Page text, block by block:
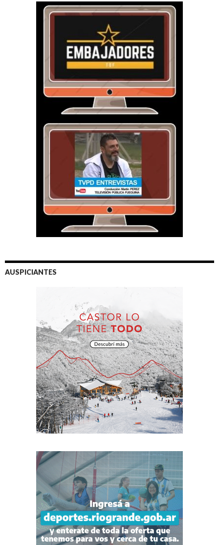
AUSPICIANTES